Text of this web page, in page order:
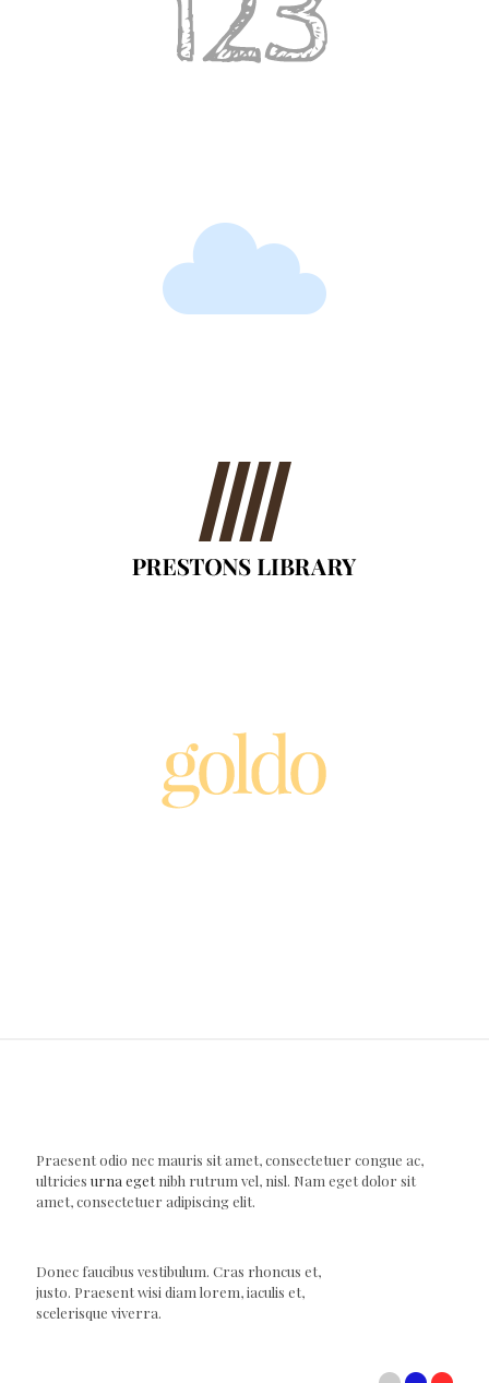
Praesent odio nec mauris sit amet, consectetuer congue ac,
ultricies urna egetnibh rutrum vel, nisl. Nam eget dolor sit
amet, consectetuer adipiscing elit.
Donec faucibus vestibulum. Cras rhoncus et,
justo. Praesent wisi diam lorem, iaculis et,
scelerisque viverra.